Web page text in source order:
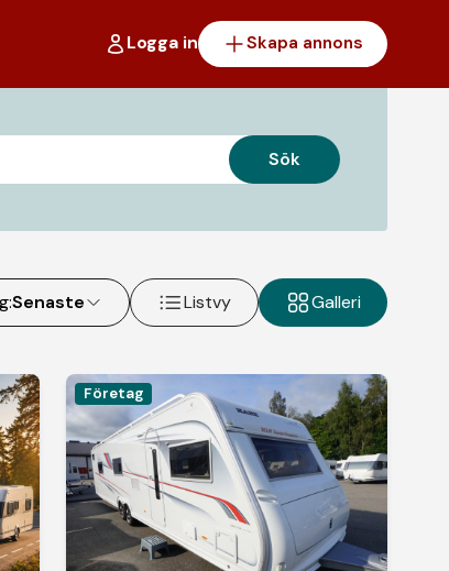
Logga in Skapa annons
Sök
Senaste Listvy Galleri
Företag